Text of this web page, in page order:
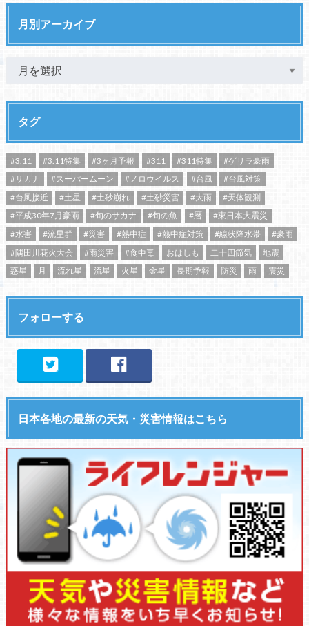
月別アーカイブ
タグ
#3.11 #3.11特集 #3ヶ月予報 #311 #311特集
#ゲリラ豪雨
#サカナ
#スーパームーン #ノロウイルス #台風
#台風対策
#台風接近
#土星 #土砂崩れ #土砂災害 #大雨
#天体観測
#平成30年7月豪雨
#旬のサカナ #旬の魚 #暦
#東日本大震災
#水害
#流星群 #災害 #熱中症 #熱中症対策 #線状降水帯
#豪雨
#隅田川花火大会
#雨災害 #食中毒 おはしも 二十四節気
地震
惑星
月 流れ星 流星 火星 金星 長期予報 防災 雨 震災
フォローする
日本各地の最新の天気・災害情報はこちら